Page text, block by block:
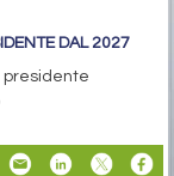
DAL 2027
presidente